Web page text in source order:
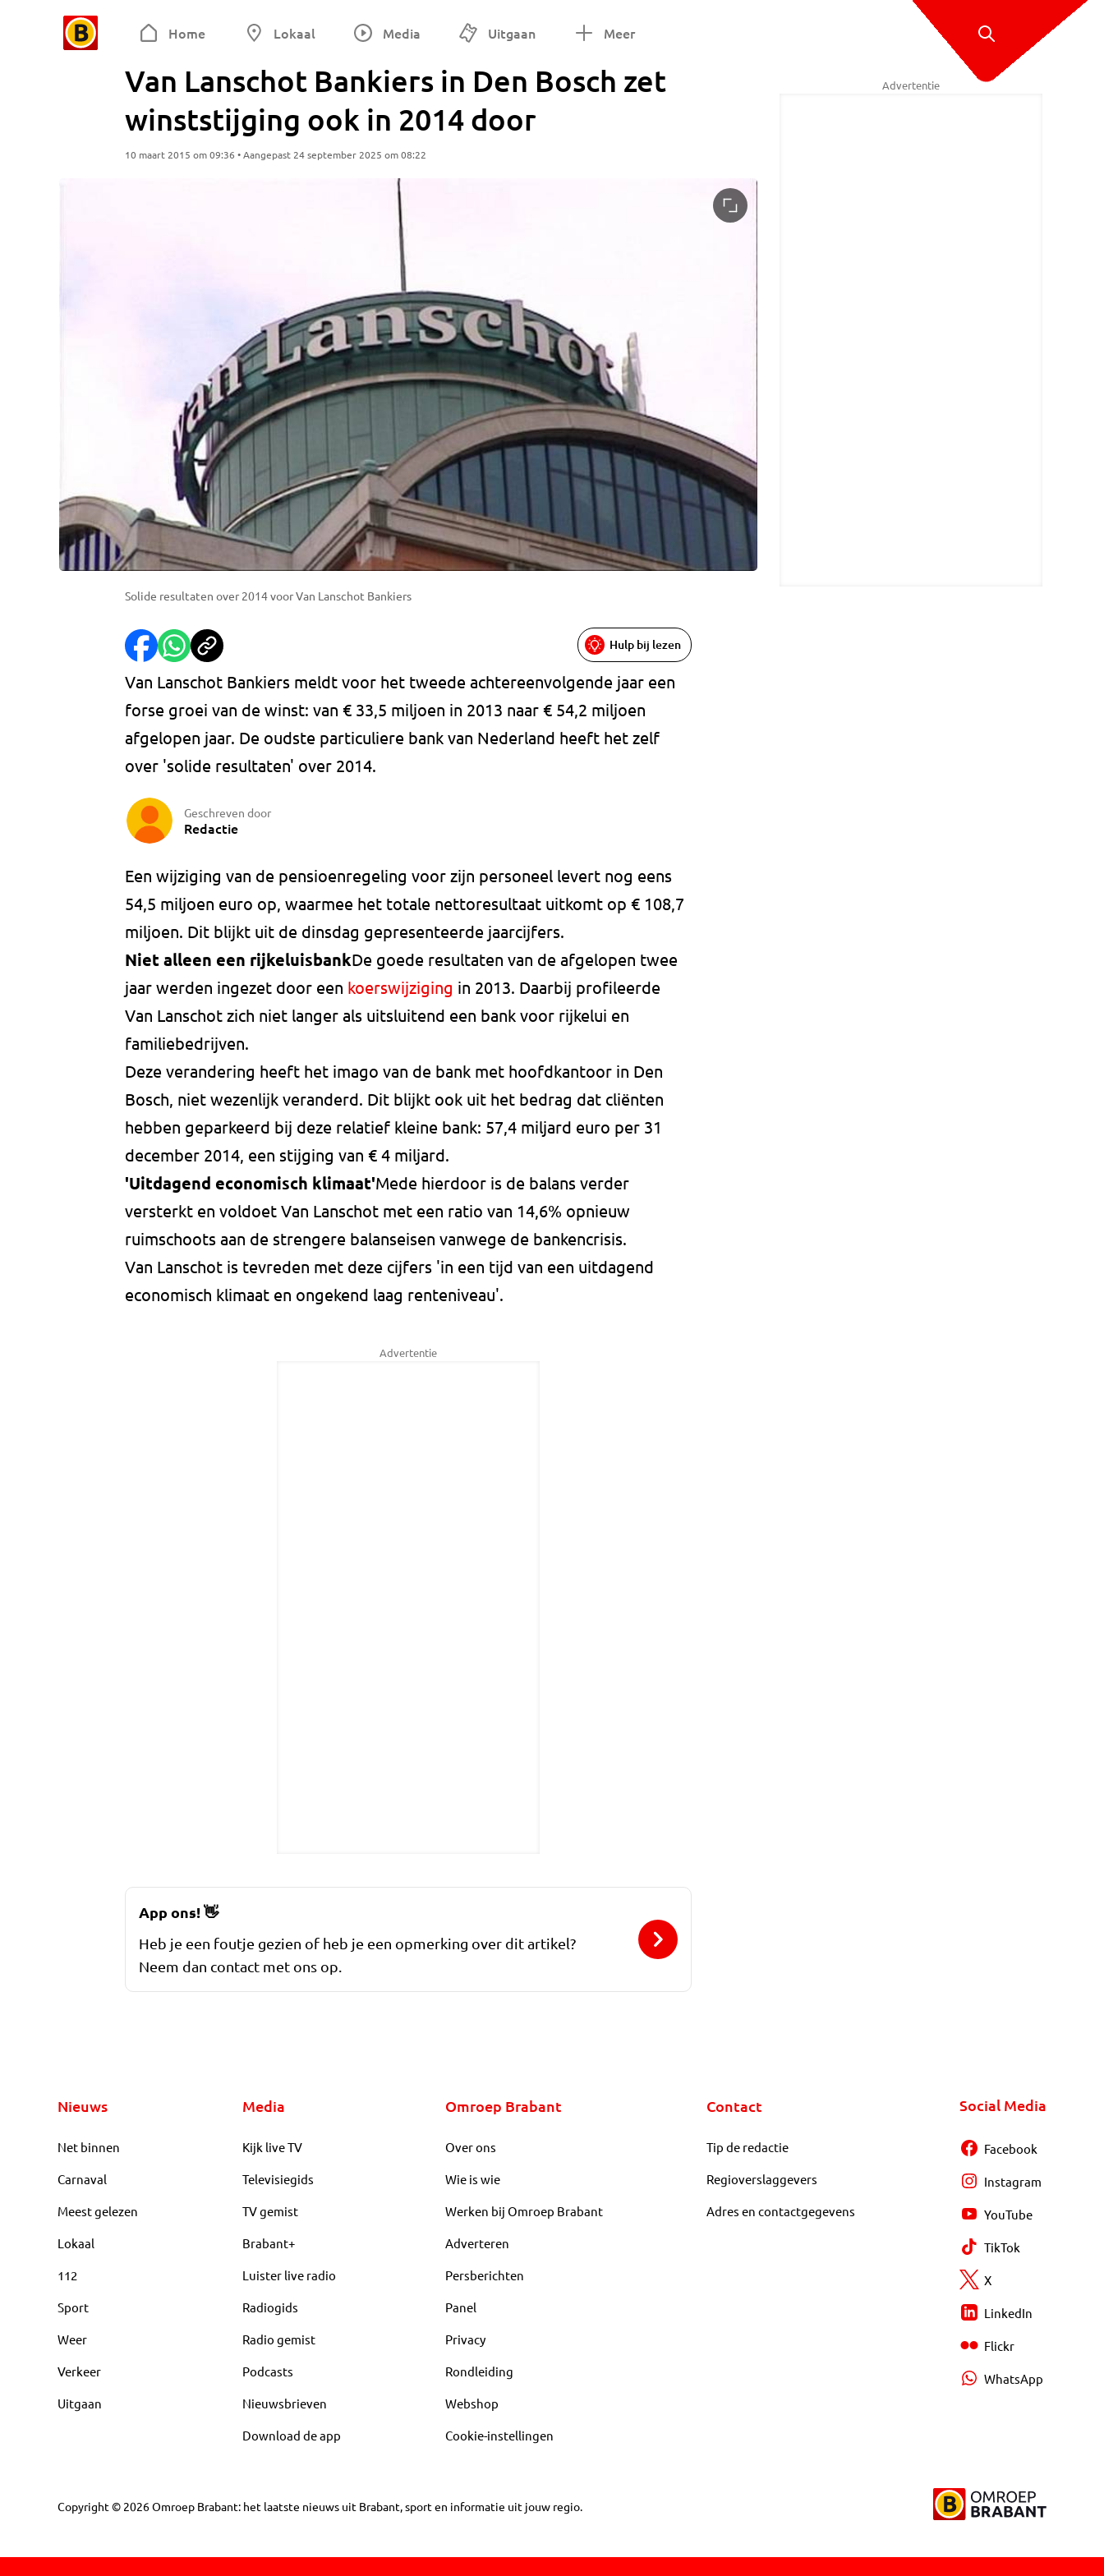
Home Lokaal Media Uitgaan Meer
Van Lanschot Bankiers in Den Bosch zet
winststijging ook in 2014 door
10 maart 2015 om 09:36 • Aangepast 24 september 2025 om 08:22
Solide resultaten over 2014 voor Van Lanschot Bankiers
Hulp bij lezen
Van Lanschot Bankiers meldt voor het tweede achtereenvolgende jaar een
forse groei van de winst: van € 33,5 miljoen in 2013 naar € 54,2 miljoen
afgelopen jaar. De oudste particuliere bank van Nederland heeft het zelf
over 'solide resultaten' over 2014.
Geschreven door
Redactie
Een wijziging van de pensioenregeling voor zijn personeel levert nog eens
54,5 miljoen euro op, waarmee het totale nettoresultaat uitkomt op € 108,7
miljoen. Dit blijkt uit de dinsdag gepresenteerde jaarcijfers.
Niet alleen een rijkeluisbankDe goede resultaten van de afgelopen twee
jaar werden ingezet door een koerswijziging in 2013. Daarbij profileerde
Van Lanschot zich niet langer als uitsluitend een bank voor rijkelui en
familiebedrijven.
Deze verandering heeft het imago van de bank met hoofdkantoor in Den
Bosch, niet wezenlijk veranderd. Dit blijkt ook uit het bedrag dat cliënten
hebben geparkeerd bij deze relatief kleine bank: 57,4 miljard euro per 31
december 2014, een stijging van € 4 miljard.
'Uitdagend economisch klimaat'Mede hierdoor is de balans verder
versterkt en voldoet Van Lanschot met een ratio van 14,6% opnieuw
ruimschoots aan de strengere balanseisen vanwege de bankencrisis.
Van Lanschot is tevreden met deze cijfers 'in een tijd van een uitdagend
economisch klimaat en ongekend laag renteniveau'.
Advertentie
Advertentie
App ons!👋
Heb je een foutje gezien of heb je een opmerking over dit artikel?
Neem dan contact met ons op.
Nieuws
Net binnen
Carnaval
Meest gelezen
Lokaal
112
Sport
Weer
Verkeer
Uitgaan
Media
Kijk live TV
Televisiegids
TV gemist
Brabant+
Luister live radio
Radiogids
Radio gemist
Podcasts
Nieuwsbrieven
Download de app
Omroep Brabant
Over ons
Wie is wie
Werken bij Omroep Brabant
Adverteren
Persberichten
Panel
Privacy
Rondleiding
Webshop
Cookie-instellingen
Contact
Tip de redactie
Regioverslaggevers
Adres en contactgegevens
Social Media
Facebook
Instagram
YouTube
TikTok
X
LinkedIn
Flickr
WhatsApp
Copyright © 2026Omroep Brabant: het laatste nieuws uit Brabant, sport en informatie uit jouw regio.